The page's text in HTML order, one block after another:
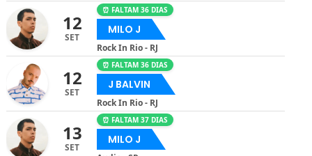
12
SET
⏰ FALTAM 36 DIAS
MILO J
Rock In Rio - RJ
12
SET
⏰ FALTAM 36 DIAS
J BALVIN
Rock In Rio - RJ
13
SET
⏰ FALTAM 37 DIAS
MILO J